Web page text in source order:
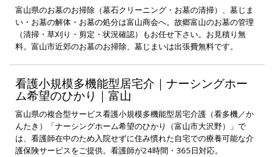
富山県のお墓のお掃除（墓石クリーニング・お墓の清掃）、墓じま
い・お墓の解体・お墓の処分は富山商会へ。故郷富山のお墓の管理
（清掃・草刈り・剪定・状況確認）もお任せ下さい。お見積り無
料。富山市近郊のお墓のお掃除、墓じまいは出張費無料です。
看護小規模多機能型居宅介｜ナーシングホー
ム希望のひかり｜富山
富山県の複合型サービス看護小規模多機能型居宅介護（看多機／か
んたき）「ナーシングホーム希望のひかり（富山市大沢野）」で
は、看護師在中のため入院せずに住み慣れた自宅での療養可能な介
護保険サービスをご提供。看護師が24時間・365日対応。